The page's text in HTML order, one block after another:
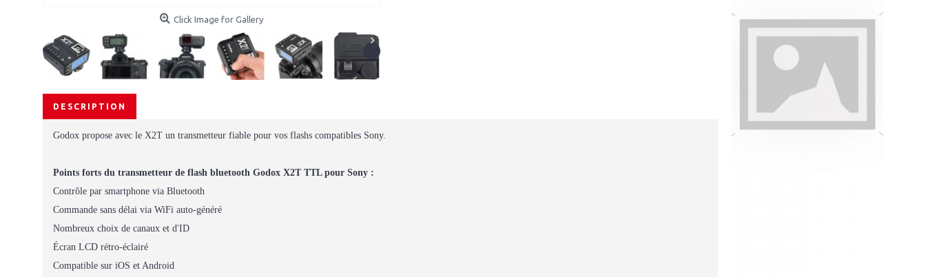
Click Image for Gallery
DESCRIPTION
Godox propose avec le X2T un transmetteur fiable pour vos flashs compatibles Sony.
Points forts du transmetteur de flash bluetooth Godox X2T TTL pour Sony :
Contrôle par smartphone via Bluetooth
Commande sans délai via WiFi auto-généré
Nombreux choix de canaux et d'ID
Écran LCD rétro-éclairé
Compatible sur iOS et Android